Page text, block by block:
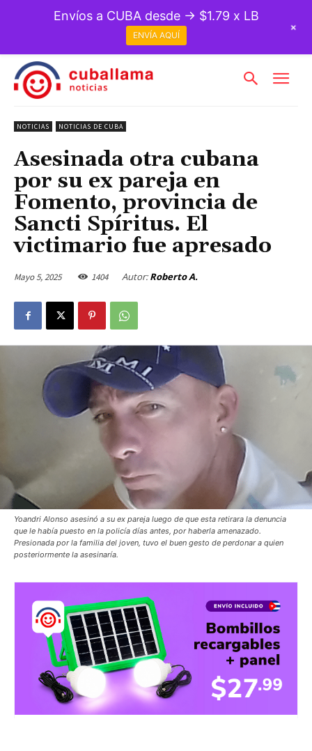
NOTICIAS NOTICIAS DE CUBA
Asesinada otra cubana
por su ex pareja en
Fomento, provincia de
Sancti Spíritus. El
victimario fue apresado
Mayo 5, 2025 1404 Autor: Roberto A.
Yoandri Alonso asesinó a su ex pareja luego de que esta retirara la denuncia
que le había puesto en la policía días antes, por haberla amenazado.
Presionada por la familia del joven, tuvo el buen gesto de perdonar a quien
posteriormente la asesinaría.
Envíos a CUBA desde → $1.79 x LB
ENVÍA AQUÍ
+